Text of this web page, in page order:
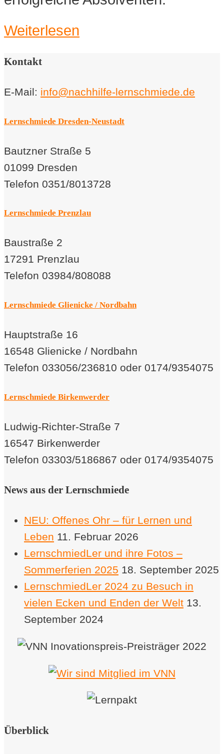
Weiterlesen
Kontakt
E-Mail: info@nachhilfe-lernschmiede.de
Lernschmiede Dresden-Neustadt
Bautzner Straße 5
01099 Dresden
Telefon 0351/8013728
Lernschmiede Prenzlau
Baustraße 2
17291 Prenzlau
Telefon 03984/808088
Lernschmiede Glienicke / Nordbahn
Hauptstraße 16
16548 Glienicke / Nordbahn
Telefon 033056/236810 oder 0174/9354075
Lernschmiede Birkenwerder
Ludwig-Richter-Straße 7
16547 Birkenwerder
Telefon 03303/5186867 oder 0174/9354075
News aus der Lernschmiede
NEU: Offenes Ohr – für Lernen und
Leben 11. Februar 2026
LernschmiedLer und ihre Fotos –
Sommerferien 2025 18. September 2025
LernschmiedLer 2024 zu Besuch in
vielen Ecken und Enden der Welt 13.
September 2024
Überblick